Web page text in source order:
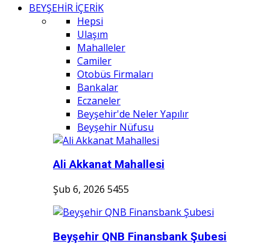
BEYŞEHİR İÇERİK
Hepsi
Ulaşım
Mahalleler
Camiler
Otobüs Firmaları
Bankalar
Eczaneler
Beyşehir'de Neler Yapılır
Beyşehir Nüfusu
Ali Akkanat Mahallesi
Şub 6, 2026 5455
Beyşehir QNB Finansbank Şubesi